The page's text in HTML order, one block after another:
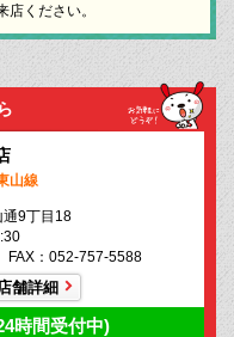
ください。
山線
通9丁目18
：052-757-5588
舗詳細
時間受付中)